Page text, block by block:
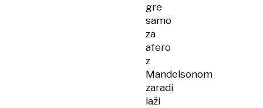
gre
samo
za
afero
z
Mandelsonom
zaradi
laži